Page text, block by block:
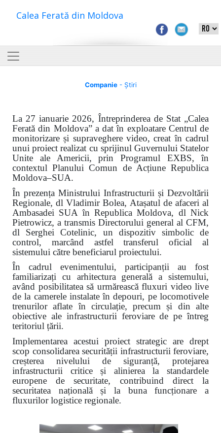
Calea Ferată din Moldova
Companie- Știri
La 27 ianuarie 2026, Întreprinderea de Stat „Calea
Ferată din Moldova” a dat în exploatare Centrul de
monitorizare și supraveghere video, creat în cadrul
unui proiect realizat cu sprijinul Guvernului Statelor
Unite ale Americii, prin Programul EXBS, în
contextul Planului Comun de Acțiune Republica
Moldova–SUA.
În prezența Ministrului Infrastructurii și Dezvoltării
Regionale, dl Vladimir Bolea, Atașatul de afaceri al
Ambasadei SUA în Republica Moldova, dl Nick
Pietrowicz, a transmis Directorului general al CFM,
dl Serghei Cotelinic, un dispozitiv simbolic de
control, marcând astfel transferul oficial al
sistemului către beneficiarul proiectului.
În cadrul evenimentului, participanții au fost
familiarizați cu arhitectura generală a sistemului,
având posibilitatea să urmărească fluxuri video live
de la camerele instalate în depouri, pe locomotivele
trenurilor aflate în circulație, precum și din alte
obiective ale infrastructurii feroviare de pe întreg
teritoriul țării.
Implementarea acestui proiect strategic are drept
scop consolidarea securității infrastructurii feroviare,
creșterea nivelului de siguranță, protejarea
infrastructurii critice și alinierea la standardele
europene de securitate, contribuind direct la
securitatea națională și la buna funcționare a
fluxurilor logistice regionale.